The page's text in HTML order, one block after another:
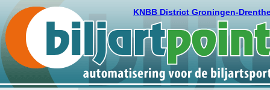
KNBB District Groningen-